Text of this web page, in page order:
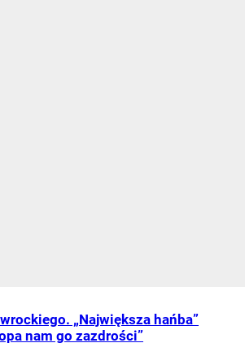
„Największa hańba”
nam go zazdrości”